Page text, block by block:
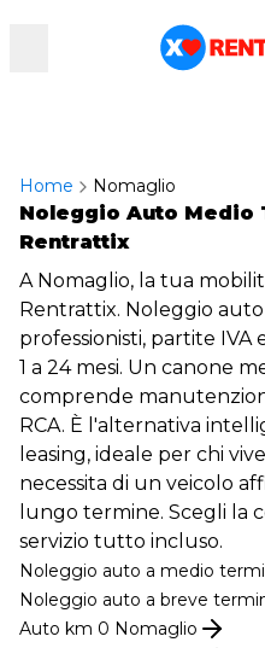
RentRattix
Home Nomaglio
Noleggio Auto Medio
Rentrattix
A Nomaglio, la tua
Rentrattix. Noleggio
professionisti, partite IVA
1 a 24 mesi. Un canone
comprende
RCA. È l'alternativa
leasing, ideale per chi
necessita di un veicolo
lungo termine. Scegli la
servizio tutto incluso.
Noleggio auto a medio
Noleggio auto a breve
Auto km 0 Nomaglio